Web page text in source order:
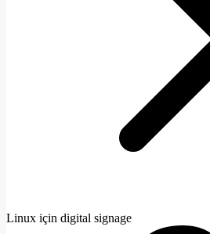
Linux için digital signage